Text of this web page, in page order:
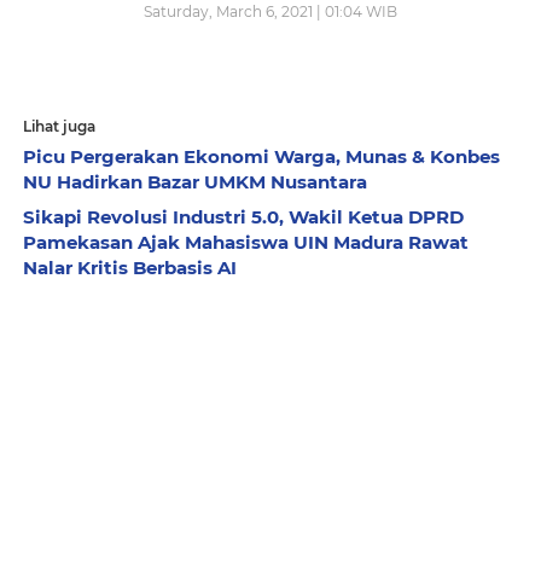
Saturday, March 6, 2021 | 01:04 WIB
Lihat juga
Picu Pergerakan Ekonomi Warga, Munas & Konbes
NU Hadirkan Bazar UMKM Nusantara
Sikapi Revolusi Industri 5.0, Wakil Ketua DPRD
Pamekasan Ajak Mahasiswa UIN Madura Rawat
Nalar Kritis Berbasis AI